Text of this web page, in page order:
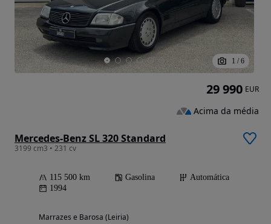
1 / 6
Mercedes-Benz SL 320 Standard
3199 cm3 • 231 cv
115 500 km Gasolina
Automática
1994
Marrazes e Barosa (Leiria)
29 990 EUR
Acima da média